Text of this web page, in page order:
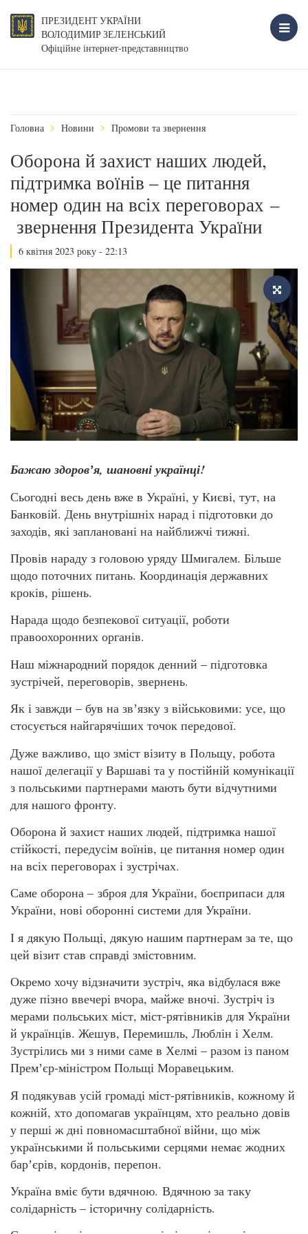
ПРЕЗИДЕНТ УКРАЇНИ
ВОЛОДИМИР ЗЕЛЕНСЬКИЙ
Офіційне інтернет-представництво
Головна Новини Промови та звернення
Оборона й захист наших людей,
підтримка воїнів – це питання
номер один на всіх переговорах –
звернення Президента України
6 квітня 2023 року - 22:13
Бажаю здоровʼя, шановні українці!
Сьогодні весь день вже в Україні, у Києві, тут, на
Банковій. День внутрішніх нарад і підготовки до
заходів, які заплановані на найближчі тижні.
Провів нараду з головою уряду Шмигалем. Більше
щодо поточних питань. Координація державних
кроків, рішень.
Нарада щодо безпекової ситуації, роботи
правоохоронних органів.
Наш міжнародний порядок денний – підготовка
зустрічей, переговорів, звернень.
Як і завжди – був на звʼязку з військовими: усе, що
стосується найгарячіших точок передової.
Дуже важливо, що зміст візиту в Польщу, робота
нашої делегації у Варшаві та у постійній комунікації
з польськими партнерами мають бути відчутними
для нашого фронту.
Оборона й захист наших людей, підтримка нашої
стійкості, передусім воїнів, це питання номер один
на всіх переговорах і зустрічах.
Саме оборона – зброя для України, боєприпаси для
України, нові оборонні системи для України.
І я дякую Польщі, дякую нашим партнерам за те, що
цей візит став справді змістовним.
Окремо хочу відзначити зустріч, яка відбулася вже
дуже пізно ввечері вчора, майже вночі. Зустріч із
мерами польських міст, міст-рятівників для України
й українців. Жешув, Перемишль, Люблін і Хелм.
Зустрілись ми з ними саме в Хелмі – разом із паном
Премʼєр-міністром Польщі Моравецьким.
Я подякував усій громаді міст-рятівників, кожному й
кожній, хто допомагав українцям, хто реально довів
у перші ж дні повномасштабної війни, що між
українськими й польськими серцями немає жодних
барʼєрів, кордонів, перепон.
Україна вміє бути вдячною. Вдячною за таку
солідарність – історичну солідарність.